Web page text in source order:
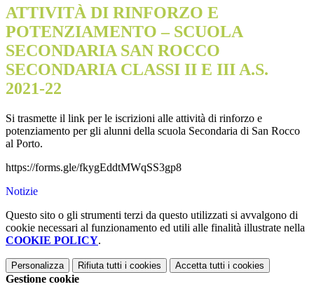
ATTIVITÀ DI RINFORZO E
POTENZIAMENTO – SCUOLA
SECONDARIA SAN ROCCO
SECONDARIA CLASSI II E III A.S.
2021-22
Si trasmette il link per le iscrizioni alle attività di rinforzo e
potenziamento per gli alunni della scuola Secondaria di San Rocco
al Porto.
https://forms.gle/fkygEddtMWqSS3gp8
Notizie
Questo sito o gli strumenti terzi da questo utilizzati si avvalgono di
cookie necessari al funzionamento ed utili alle finalità illustrate nella
COOKIE POLICY.
Personalizza Rifiuta tutti i cookies Accetta tutti i cookies
Gestione cookie